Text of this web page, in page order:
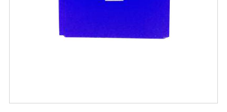
物揭开)。待温度升到45℃(冬季温度升到55C)以上 时开始
一次翻堆, 以后每当堆温达到60℃以上时需进行翘堆, 15-
20天即可达到基本腐熟状态。